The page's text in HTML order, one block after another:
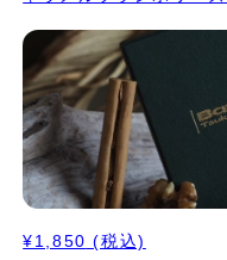
¥1,850 (税込)